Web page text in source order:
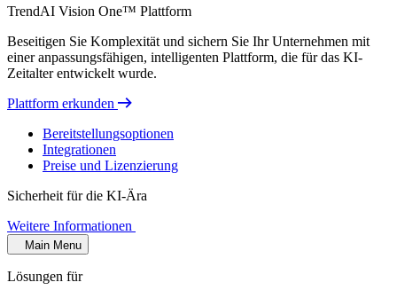
TrendAI Vision One™ Plattform
Beseitigen Sie Komplexität und sichern Sie Ihr Unternehmen mit
einer anpassungsfähigen, intelligenten Plattform, die für das KI-
Zeitalter entwickelt wurde.
Plattform erkunden
Bereitstellungsoptionen
Integrationen
Preise und Lizenzierung
Sicherheit für die KI-Ära
Weitere Informationen
Main Menu
Lösungen für